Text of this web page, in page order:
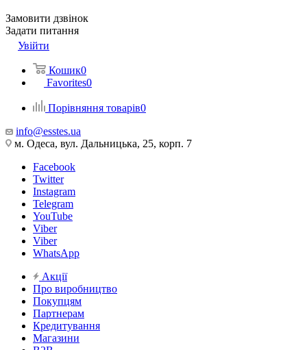
Замовити дзвінок
Задати питання
Увійти
Кошик0
Favorites0
Порівняння товарів0
info@esstes.ua
м. Одеса, вул. Дальницька, 25, корп. 7
Facebook
Twitter
Instagram
Telegram
YouTube
Viber
Viber
WhatsApp
Акції
Про виробництво
Покупцям
Партнерам
Кредитування
Магазини